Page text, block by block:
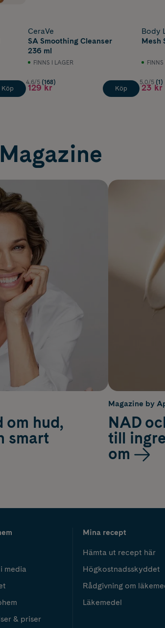
Köp
CeraVe
SA Smoothing Cleanser
236 ml
FINNS I LAGER
4.6/5 (168)
129 kr Köp
Body
Mesh
FINNS
5.0/5 (1)
23 kr
om hud,
smart
Magazine by
NAD
till
om
media
& priser
Mina recept
Hämta ut recept här
Högkostnadsskyddet
Rådgivning om
Läkemedel